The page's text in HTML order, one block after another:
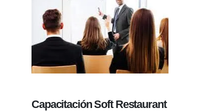
CapacitaciónSoft Restaurant